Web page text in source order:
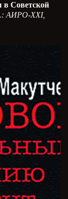
Советской
АИРО-XXI,